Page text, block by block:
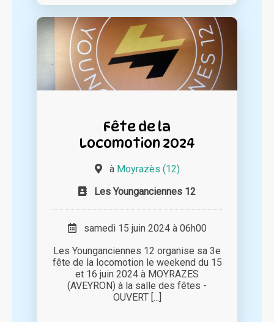
Fête de la
Locomotion 2024
à Moyrazès (12)
Les Younganciennes 12
samedi 15 juin 2024 à 06h00
Les Younganciennes 12 organise sa 3e
fête de la locomotion le weekend du 15
et 16 juin 2024 à MOYRAZES
(AVEYRON) à la salle des fêtes -
OUVERT [...]